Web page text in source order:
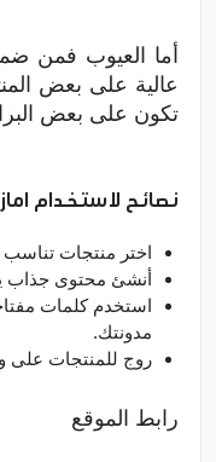
أما العيوب فمن
عالية على بعض
تكون على بعض
نصائح لاستخدام
اختر منتجات
أنشئ محتوى جذاب
استخدم كلمات
مدونتك.
روج للمنتجات على
رابط الموقع